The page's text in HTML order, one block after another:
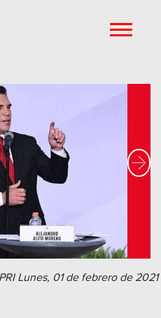
Next
Lunes, 01 de febrero de 2021